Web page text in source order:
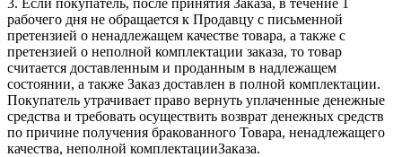
рабочего дня не обращается к Продавцу с письменной
претензией о ненадлежащем качестве товара, а также с
претензией о неполной комплектации заказа, то товар
считается доставленным и проданным в надлежащем
состоянии, а также Заказ доставлен в полной комплектации.
Покупатель утрачивает право вернуть уплаченные денежные
средства и требовать осуществить возврат денежных средств
по причине получения бракованного Товара, ненадлежащего
качества, неполной комплектацииЗаказа.